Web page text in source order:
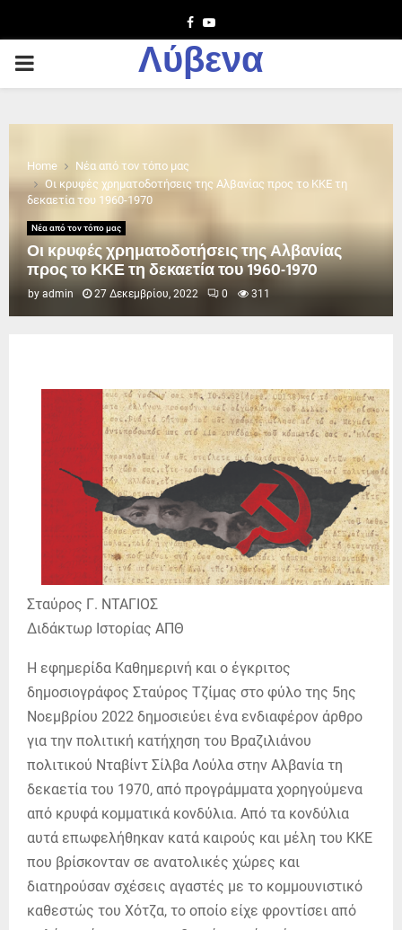
Facebook
Youtube
PRIMARY
Λύβενα
Home
Νέα από τον τόπο μας
Οι κρυφές χρηματοδοτήσεις της Αλβανίας προς το ΚΚΕ τη
δεκαετία του 1960-1970
Νέα από τον τόπο μας
Οι κρυφές χρηματοδοτήσεις της Αλβανίας
προς το ΚΚΕ τη δεκαετία του 1960-1970
by admin 27 Δεκεμβρίου, 2022 0 311
Σταύρος Γ. ΝΤΑΓΙΟΣ
Διδάκτωρ Ιστορίας ΑΠΘ
Η εφημερίδα Καθημερινή και ο έγκριτος
δημοσιογράφος Σταύρος Τζίμας στο φύλο της 5ης
Νοεμβρίου 2022 δημοσιεύει ένα ενδιαφέρον άρθρο
για την πολιτική κατήχηση του Βραζιλιάνου
πολιτικού Νταβίντ Σίλβα Λούλα στην Αλβανία τη
δεκαετία του 1970, από προγράμματα χορηγούμενα
από κρυφά κομματικά κονδύλια. Από τα κονδύλια
αυτά επωφελήθηκαν κατά καιρούς και μέλη του ΚΚΕ
που βρίσκονταν σε ανατολικές χώρες και
διατηρούσαν σχέσεις αγαστές με το κομμουνιστικό
καθεστώς του Χότζα, το οποίο είχε φροντίσει από